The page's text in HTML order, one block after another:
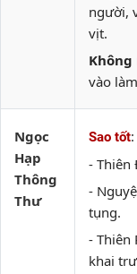
người,
vịt.
Không
vào
Ngọc
Hạp
Thông
Thư
Sao tốt:
- Thiên
-
tụng.
- Thiên
khai